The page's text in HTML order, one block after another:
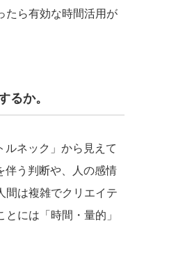
たら有効な時間活用が
か。
ネック」から見えて
伴う判断や、人の感情
間は複雑でクリエイテ
には「時間・量的」